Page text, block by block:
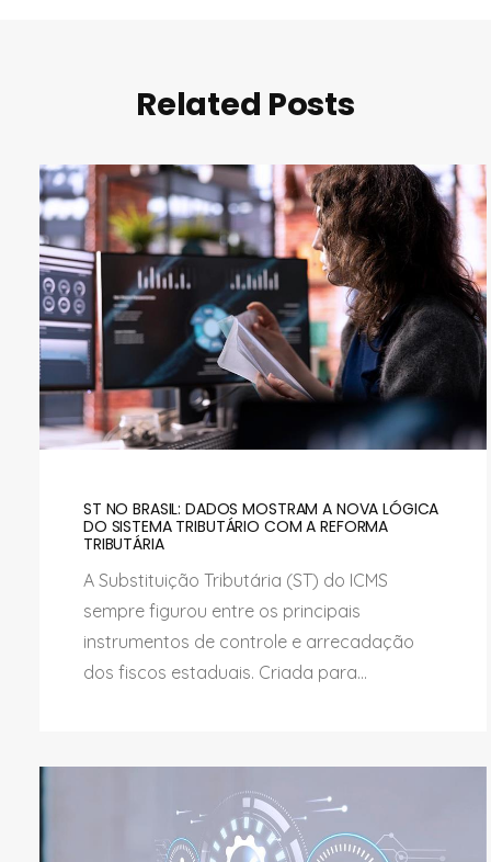
Related Posts
ST NO BRASIL: DADOS MOSTRAM A NOVA LÓGICA
DO SISTEMA TRIBUTÁRIO COM A REFORMA
TRIBUTÁRIA
A Substituição Tributária (ST) do ICMS
sempre figurou entre os principais
instrumentos de controle e arrecadação
dos fiscos estaduais. Criada para...